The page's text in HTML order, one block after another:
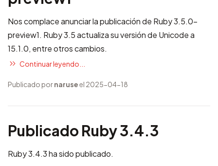
Nos complace anunciar la publicación de Ruby 3.5.0-
preview1. Ruby 3.5 actualiza su versión de Unicode a
15.1.0, entre otros cambios.
Continuar leyendo...
Publicado pornaruseel 2025-04-18
Publicado Ruby 3.4.3
Ruby 3.4.3 ha sido publicado.